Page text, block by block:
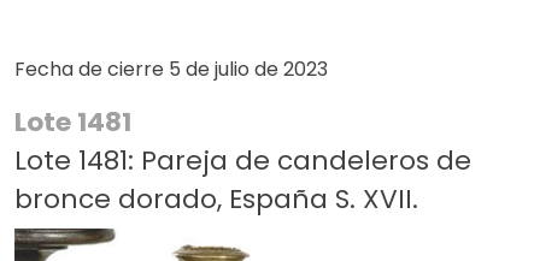
Fecha de cierre 5 de julio de 2023
Lote 1481
Lote 1481: Pareja de candeleros de
bronce dorado, España S. XVII.